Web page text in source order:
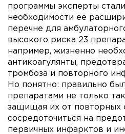
программы эксперты
необходимости ее
перечне для
высокого риска 23
например, жизненно
антикоагулянты,
тромбоза и повторного
Но понятно: правильно
препаратами не только
защищая их от повторных
сосредоточиться на
первичных инфарктов и